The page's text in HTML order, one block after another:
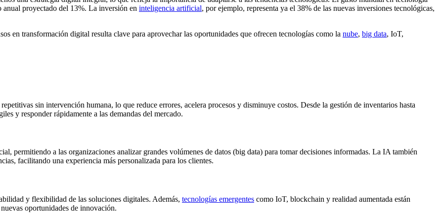
proyectado del 13%. La inversión en inteligencia artificial, por ejemplo, representa ya el 38% de las nuevas inversiones tecnológicas,
en transformación digital resulta clave para aprovechar las oportunidades que ofrecen tecnologías como la nube, big data, IoT,
sin intervención humana, lo que reduce errores, acelera procesos y disminuye costos. Desde la gestión de inventarios hasta
y responder rápidamente a las demandas del mercado.
permitiendo a las organizaciones analizar grandes volúmenes de datos (big data) para tomar decisiones informadas. La IA también
facilitando una experiencia más personalizada para los clientes.
y flexibilidad de las soluciones digitales. Además, tecnologías emergentes como IoT, blockchain y realidad aumentada están
oportunidades de innovación.